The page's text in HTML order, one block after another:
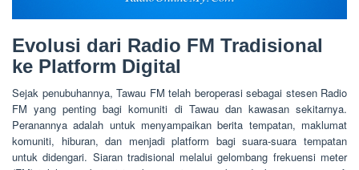
Evolusi dari Radio FM Tradisional
ke Platform Digital
Sejak penubuhannya, Tawau FM telah beroperasi sebagai stesen Radio
FM yang penting bagi komuniti di Tawau dan kawasan sekitarnya.
Peranannya adalah untuk menyampaikan berita tempatan, maklumat
komuniti, hiburan, dan menjadi platform bagi suara-suara tempatan
untuk didengari. Siaran tradisional melalui gelombang frekuensi meter